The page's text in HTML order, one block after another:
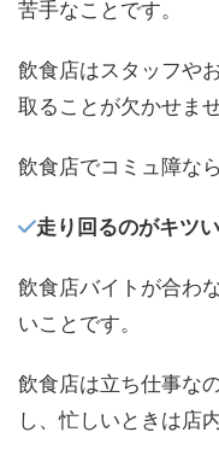
苦手なことです。
飲食店はスタッフや
取ることが欠かせま
飲食店でコミュ障な
走り回るのがキツい
飲食店バイトが合わ
いことです。
飲食店は立ち仕事な
し、忙しいときは店